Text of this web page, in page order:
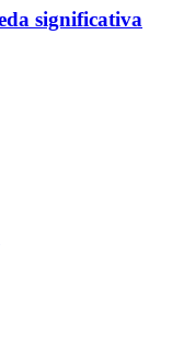
significativa